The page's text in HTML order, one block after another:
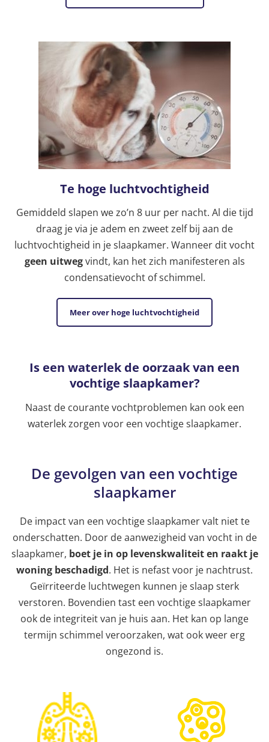
Te hoge luchtvochtigheid
Gemiddeld slapen we zo’n 8 uur per nacht. Al die tijd
draag je via je adem en zweet zelf bij aan de
luchtvochtigheid in je slaapkamer. Wanneer dit vocht
geen uitwegvindt, kan het zich manifesteren als
condensatievocht of schimmel.
Meer over hoge luchtvochtigheid
Is een waterlek de oorzaak van een
vochtige slaapkamer?
Naast de courante vochtproblemen kan ook een
waterlek zorgen voor een vochtige slaapkamer.
De gevolgen van een vochtige
slaapkamer
De impact van een vochtige slaapkamer valt niet te
onderschatten. Door de aanwezigheid van vocht in de
slaapkamer, boet je in op levenskwaliteit en raakt je
woning beschadigd. Het is nefast voor je nachtrust.
Geïrriteerde luchtwegen kunnen je slaap sterk
verstoren. Bovendien tast een vochtige slaapkamer
ook de integriteit van je huis aan. Het kan op lange
termijn schimmel veroorzaken, wat ook weer erg
ongezond is.